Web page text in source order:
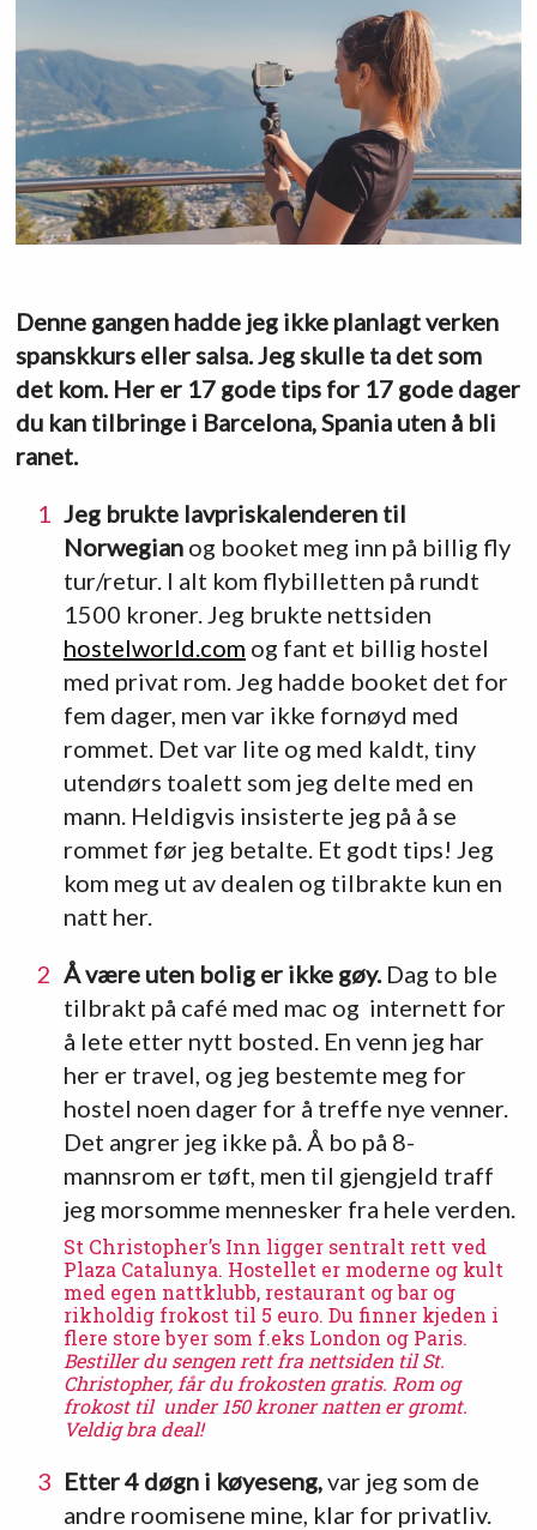
Denne gangen hadde jeg ikke planlagt verken
spanskkurs eller salsa. Jeg skulle ta det som
det kom. Her er 17 gode tips for 17 gode dager
du kan tilbringe i Barcelona, Spania uten å bli
ranet.
Jeg brukte lavpriskalenderen til
Norwegianog booket meg inn på billig fly
tur/retur. I alt kom flybilletten på rundt
1500 kroner. Jeg brukte nettsiden
hostelworld.com og fant et billig hostel
med privat rom. Jeg hadde booket det for
fem dager, men var ikke fornøyd med
rommet. Det var lite og med kaldt, tiny
utendørs toalett som jeg delte med en
mann. Heldigvis insisterte jeg på å se
rommet før jeg betalte. Et godt tips! Jeg
kom meg ut av dealen og tilbrakte kun en
natt her.
Å være uten bolig er ikke gøy.Dag to ble
tilbrakt på café med mac og internett for
å lete etter nytt bosted. En venn jeg har
her er travel, og jeg bestemte meg for
hostel noen dager for å treffe nye venner.
Det angrer jeg ikke på. Å bo på 8-
mannsrom er tøft, men til gjengjeld traff
jeg morsomme mennesker fra hele verden.
St Christopher’s Inn ligger sentralt rett ved
Plaza Catalunya. Hostellet er moderne og kult
med egen nattklubb, restaurant og bar og
rikholdig frokost til 5 euro. Du finner kjeden i
flere store byer som f.eks London og Paris.
Bestiller du sengen rett fra nettsiden til St.
Christopher, får du frokosten gratis. Rom og
frokost til under 150 kroner natten er gromt.
Veldig bra deal!
Etter 4 døgn i køyeseng,var jeg som de
andre roomisene mine, klar for privatliv.